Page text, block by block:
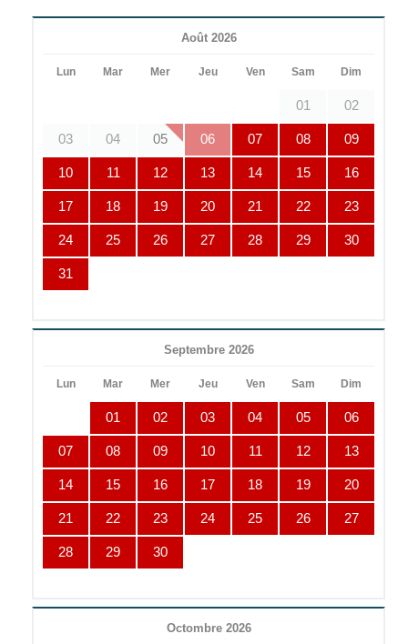
Août 2026
Lun Mar Mer Jeu Ven Sam Dim
01 02
03 04 05 06 07 08 09
10 11 12 13 14 15 16
17 18 19 20 21 22 23
24 25 26 27 28 29 30
31
Septembre 2026
Lun Mar Mer Jeu Ven Sam Dim
01 02 03 04 05 06
07 08 09 10 11 12 13
14 15 16 17 18 19 20
21 22 23 24 25 26 27
28 29 30
Octombre 2026